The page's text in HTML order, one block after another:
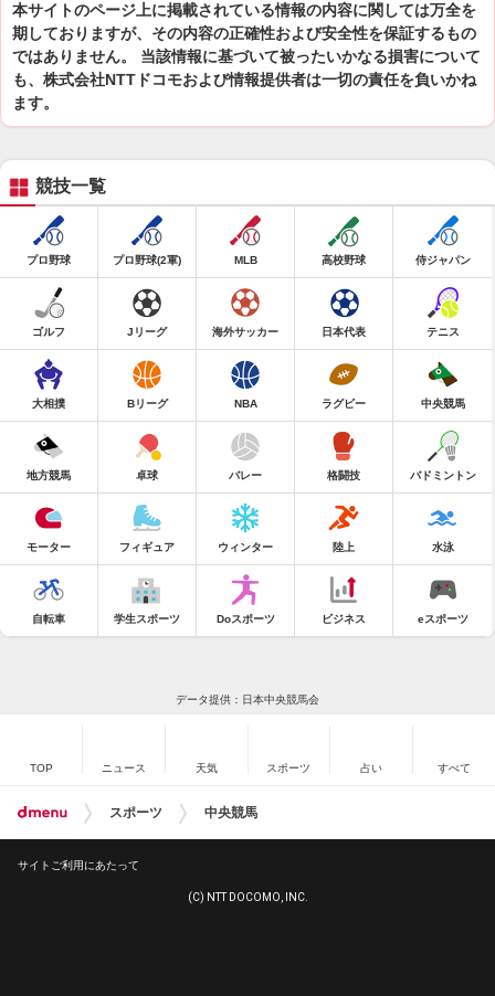
本サイトのページ上に掲載されている情報の内容に関しては万全を
期しておりますが、その内容の正確性および安全性を保証するもの
ではありません。 当該情報に基づいて被ったいかなる損害について
も、株式会社NTTドコモおよび情報提供者は一切の責任を負いかね
ます。
競技一覧
プロ野球 プロ野球(2軍) MLB 高校野球 侍ジャパン
ゴルフ Jリーグ 海外サッカー 日本代表 テニス
大相撲 Bリーグ NBA ラグビー 中央競馬
地方競馬 卓球 バレー 格闘技 バドミントン
モーター フィギュア ウィンター 陸上 水泳
自転車 学生スポーツ Doスポーツ ビジネス eスポーツ
データ提供：日本中央競馬会
TOP ニュース 天気 スポーツ 占い すべて
スポーツ 中央競馬
サイトご利用にあたって
(C) NTT DOCOMO, INC.